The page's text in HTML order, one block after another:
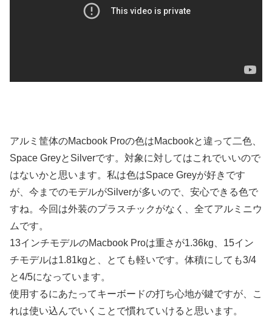
アルミ筐体のMacbook Proの色はMacbookと違って二色、
Space GreyとSilverです。対象に対してはこれでいいので
はないかと思います。私は色はSpace Greyが好きです
が、今までのモデルがSilverが多いので、安心できる色で
すね。今回は外装のプラスチックがなく、全てアルミニウ
ムです。
13インチモデルのMacbook Proは重さが1.36kg、15イン
チモデルは1.81kgと、とても軽いです。体積にしても3/4
と4/5になっています。
使用するにあたってキーボードの打ち心地が鍵ですが、こ
れは使い込んでいくことで慣れていけると思います。